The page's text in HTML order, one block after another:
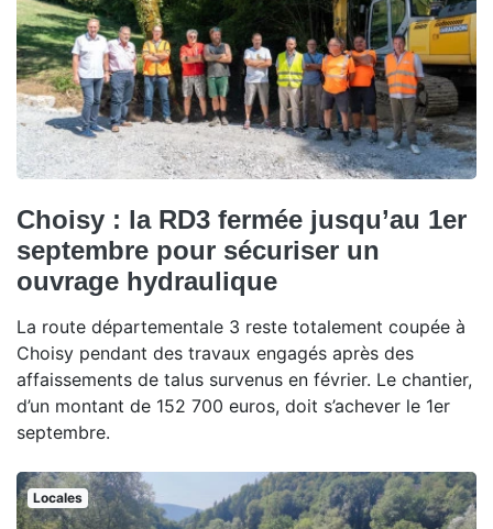
Choisy : la RD3 fermée jusqu’au 1er
septembre pour sécuriser un
ouvrage hydraulique
La route départementale 3 reste totalement coupée à
Choisy pendant des travaux engagés après des
affaissements de talus survenus en février. Le chantier,
d’un montant de 152 700 euros, doit s’achever le 1er
septembre.
Locales